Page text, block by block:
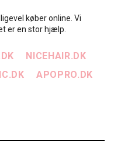
køber online. Vi
er en stor hjælp.
NICEHAIR.DK
APOPRO.DK